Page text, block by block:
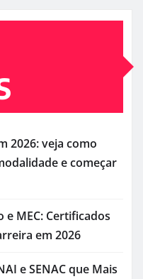
2026: veja como
e começar
MEC: Certificados
em 2026
e SENAC que Mais